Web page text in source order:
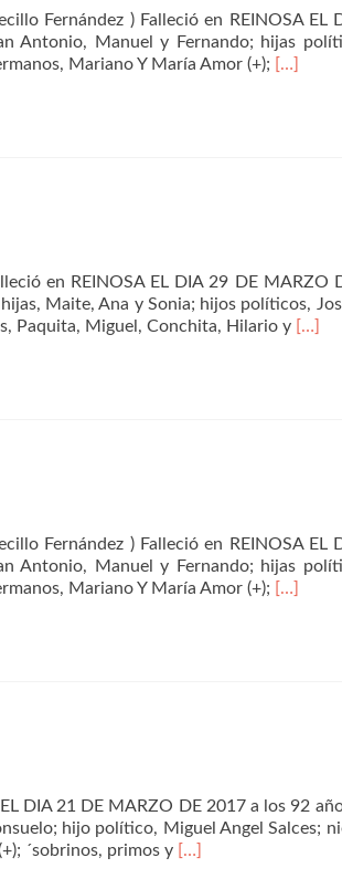
Fernández ) Falleció en REINOSA EL
Antonio, Manuel y Fernando; hijas
Mariano Y María Amor (+); Leer
[…]
en REINOSA EL DIA 29 DE MARZO
hijas, Maite, Ana y Sonia; hijos políticos,
Paquita, Miguel, Conchita, Hilario y Leer
[…]
Fernández ) Falleció en REINOSA EL
Antonio, Manuel y Fernando; hijas
Mariano Y María Amor (+); Leer
[…]
DIA 21 DE MARZO DE 2017 a los 92
hijo político, Miguel Angel Salces;
´sobrinos, primos y Leer
[…]